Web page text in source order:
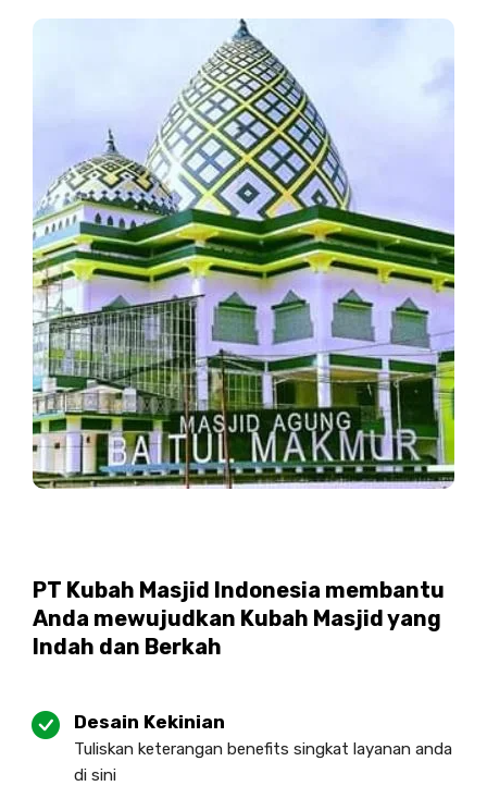
PT Kubah Masjid Indonesia membantu
Anda mewujudkan Kubah Masjid yang
Indah dan Berkah
Desain Kekinian
Tuliskan keterangan benefits singkat layanan anda
di sini